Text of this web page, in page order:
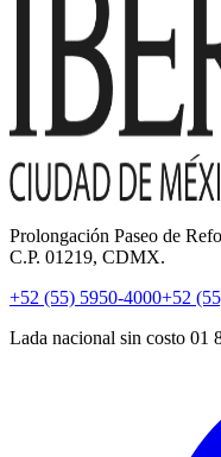
Prolongación Paseo de
C.P. 01219, CDMX.
+52 (55) 5950-4000+52
Lada nacional sin costo 01